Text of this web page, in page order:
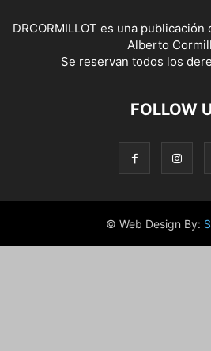
DRCORMILLOT es una
Alberto
Se reservan todos los
FOLLOW
© Web Design By: